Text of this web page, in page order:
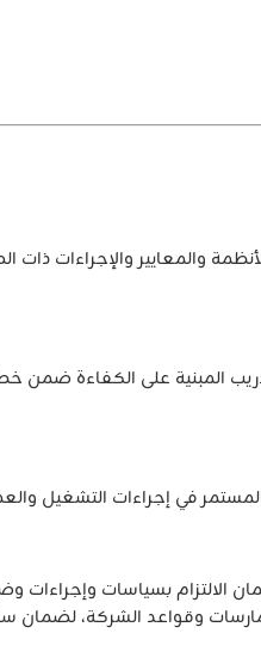
والمعايير والإجراءات
المبنية على الكفاءة ضمن
في إجراءات التشغيل
وقواعد الشركة، لضمان